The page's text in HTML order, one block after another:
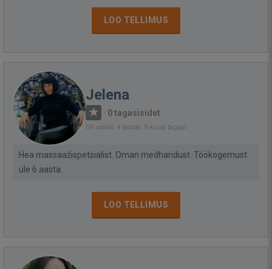
LOO TELLIMUS
Jelena
· 0 tagasisidet
Oli saidil: 4 aastat, 9 kuud tagasi
Hea massaažispetsialist. Oman medharidust. Töökogemust
üle 6 aasta.
LOO TELLIMUS